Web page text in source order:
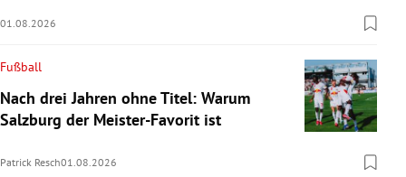
01.08.2026
Fußball
Nach drei Jahren ohne Titel: Warum
Salzburg der Meister-Favorit ist
Patrick Resch01.08.2026